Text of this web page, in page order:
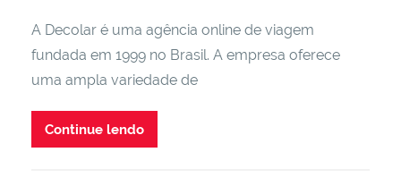
A Decolar é uma agência online de viagem
fundada em 1999 no Brasil. A empresa oferece
uma ampla variedade de
Continue lendo